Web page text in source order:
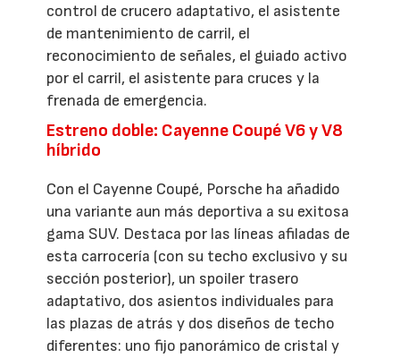
control de crucero adaptativo, el asistente
de mantenimiento de carril, el
reconocimiento de señales, el guiado activo
por el carril, el asistente para cruces y la
frenada de emergencia.
Estreno doble: Cayenne Coupé V6 y V8
híbrido
Con el Cayenne Coupé, Porsche ha añadido
una variante aun más deportiva a su exitosa
gama SUV. Destaca por las líneas afiladas de
esta carrocería (con su techo exclusivo y su
sección posterior), un spoiler trasero
adaptativo, dos asientos individuales para
las plazas de atrás y dos diseños de techo
diferentes: uno fijo panorámico de cristal y